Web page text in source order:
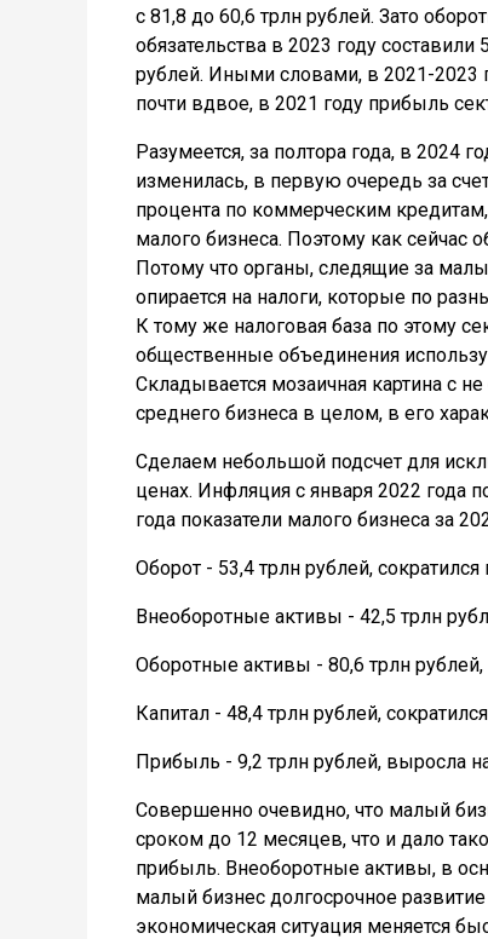
с 81,8 до 60,6 трлн рублей. Зато
обязательства в 2023 году
рублей. Иными словами, в 2021-2023
почти вдвое, в 2021 году прибыль
Разумеется, за полтора года, в 2024
изменилась, в первую очередь за
процента по коммерческим
малого бизнеса. Поэтому как сейчас
Потому что органы, следящие за
опирается на налоги, которые по
К тому же налоговая база по этому
общественные объединения
Складывается мозаичная картина с
среднего бизнеса в целом, в его
Сделаем небольшой подсчет для
ценах. Инфляция с января 2022 года
года показатели малого бизнеса за
Оборот - 53,4 трлн рублей,
Внеоборотные активы - 42,5 трлн
Оборотные активы - 80,6 трлн
Капитал - 48,4 трлн рублей,
Прибыль - 9,2 трлн рублей, выросла
Совершенно очевидно, что малый
сроком до 12 месяцев, что и дало
прибыль. Внеоборотные активы, в
малый бизнес долгосрочное
экономическая ситуация меняется